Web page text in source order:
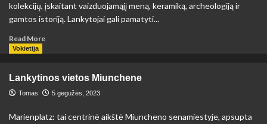
kolekcijų, įskaitant vaizduojamąjį meną, keramiką, archeologiją ir
gamtos istoriją. Lankytojai gali pamatyti...
Read MoreRead
vietos
Birmingeme
Vokietija
Lankytinos vietos Miunchene
Tomas 5 gegužės, 2023
Marienplatz: tai centrinė aikštė Miuncheno senamiestyje, apsupta